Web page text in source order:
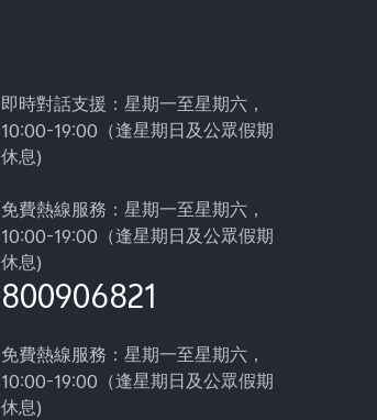
即時對話支援：星期一至星期六，
10:00-19:00（逢星期日及公眾假期
休息)
免費熱線服務：星期一至星期六，
10:00-19:00（逢星期日及公眾假期
休息)
800906821
免費熱線服務：星期一至星期六，
10:00-19:00（逢星期日及公眾假期
休息)